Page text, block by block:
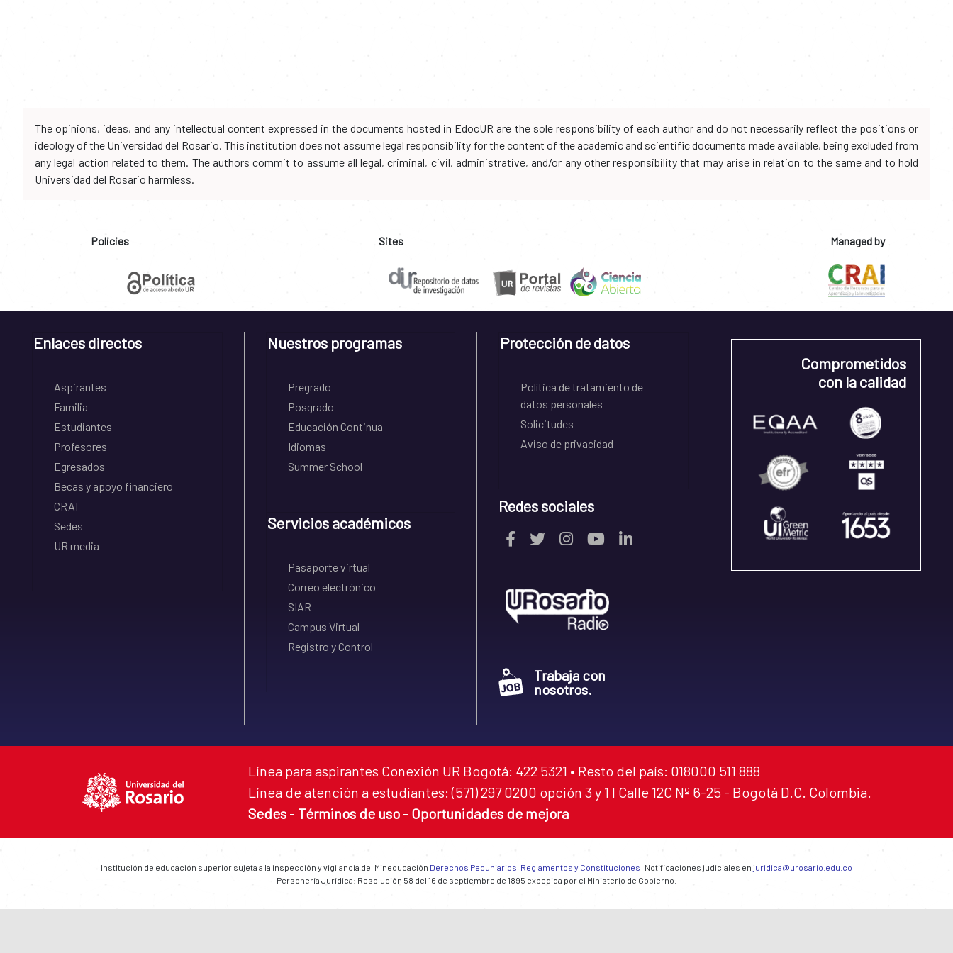
The opinions, ideas, and any intellectual content expressed in the documents hosted in EdocUR are the sole responsibility of each author and do not necessarily reflect the positions or
ideology of the Universidad del Rosario. This institution does not assume legal responsibility for the content of the academic and scientific documents made available, being excluded from
any legal action related to them. The authors commit to assume all legal, criminal, civil, administrative, and/or any other responsibility that may arise in relation to the same and to hold
Universidad del Rosario harmless.
Policies Sites Managed by
Enlaces directos
Aspirantes
Familia
Estudiantes
Profesores
Egresados
Becas y apoyo financiero
CRAI
Sedes
UR media
Nuestros programas
Pregrado
Posgrado
Educación Continua
Idiomas
Summer School
Servicios académicos
Pasaporte virtual
Correo electrónico
SIAR
Campus Virtual
Registro y Control
Protección de datos
Política de tratamiento de
datos personales
Solicitudes
Aviso de privacidad
Redes sociales
Trabaja con
nosotros.
Comprometidos
con la calidad
Línea para aspirantes Conexión UR Bogotá: 422 5321 • Resto del país: 018000 511 888
Línea de atención a estudiantes: (571) 297 0200 opción 3 y 1 I Calle 12C Nº 6-25 - Bogotá D.C. Colombia.
Sedes - Términos de uso - Oportunidades de mejora
Institución de educación superior sujeta a la inspección y vigilancia del Mineducación Derechos Pecuniarios, Reglamentos y Constituciones | Notificaciones judiciales en juridica@urosario.edu.co
Personería Jurídica: Resolución 58 del 16 de septiembre de 1895 expedida por el Ministerio de Gobierno.